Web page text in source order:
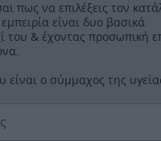
πως να επιλέξεις τον
είναι δυο βασικά
του & έχοντας προσωπική
είναι ο σύμμαχος της